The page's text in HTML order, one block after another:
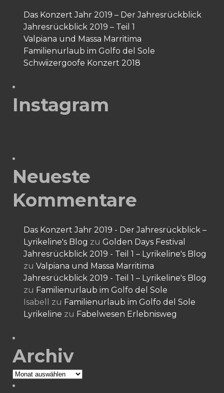
Das Konzert Jahr 2019 – Der Jahresrückblick
Jahresrückblick 2019 – Teil 1
Valpiana und Massa Marritima
Familienurlaub im Golfo del Sole
Schwiizergoofe Konzert 2018
Instagram
Neueste
Kommentare
Das Konzert Jahr 2019 - Der Jahresrückblick –
Lyrikeline's Blog zu Golden Days Festival
Jahresrückblick 2019 - Teil 1 – Lyrikeline's Blog
zu Valpiana und Massa Marritima
Jahresrückblick 2019 - Teil 1 – Lyrikeline's Blog
zu Familienurlaub im Golfo del Sole
Isabell
zu Familienurlaub im Golfo del Sole
Lyrikeline zu Fabelwesen Erlebnisweg
Archiv
Archiv